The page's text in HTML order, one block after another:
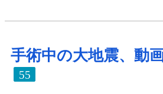
手術中の大地震、動
55